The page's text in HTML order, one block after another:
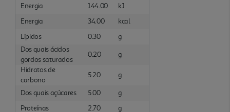
Energia
144.00
kJ
Energia
34.00
kcal
Lípidos
0.30
g
Dos quais ácidos
gordos saturados
0.20
g
Hidratos de
carbono
5.20 g
Dos quais açúcares 5.00
g
Proteínas
2.70
g